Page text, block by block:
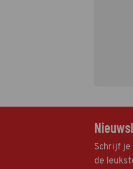
Schrijf je
de